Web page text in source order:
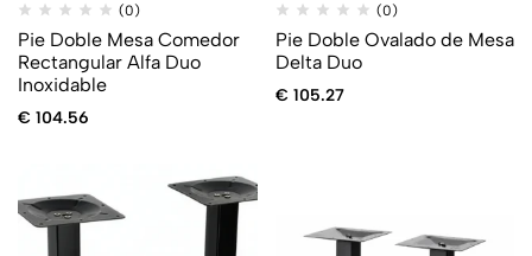
(0)
Pie Doble Mesa Comedor
Rectangular Alfa Duo
Inoxidable
€ 104.56
(0)
Pie Doble Ovalado de Mesa
Delta Duo
€ 105.27